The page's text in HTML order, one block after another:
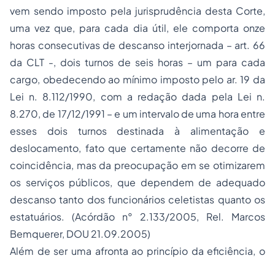
vem sendo imposto pela jurisprudência desta Corte,
uma vez que, para cada dia útil, ele comporta onze
horas consecutivas de descanso interjornada – art. 66
da CLT -, dois turnos de seis horas – um para cada
cargo, obedecendo ao mínimo imposto pelo ar. 19 da
Lei n. 8.112/1990, com a redação dada pela Lei n.
8.270, de 17/12/1991 – e um intervalo de uma hora entre
esses dois turnos destinada à alimentação e
deslocamento, fato que certamente não decorre de
coincidência, mas da preocupação em se otimizarem
os serviços públicos, que dependem de adequado
descanso tanto dos funcionários celetistas quanto os
estatuários. (Acórdão n° 2.133/2005, Rel. Marcos
Bemquerer, DOU 21.09.2005)
Além de ser uma afronta ao princípio da eficiência, o